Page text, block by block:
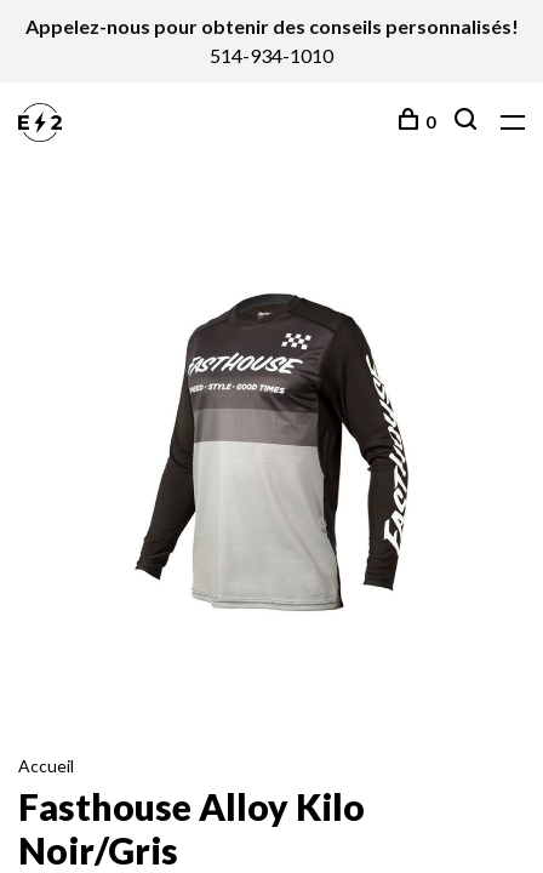
Appelez-nous pour obtenir des conseils personnalisés!
514-934-1010
0
Accueil
Fasthouse Alloy Kilo
Noir/Gris